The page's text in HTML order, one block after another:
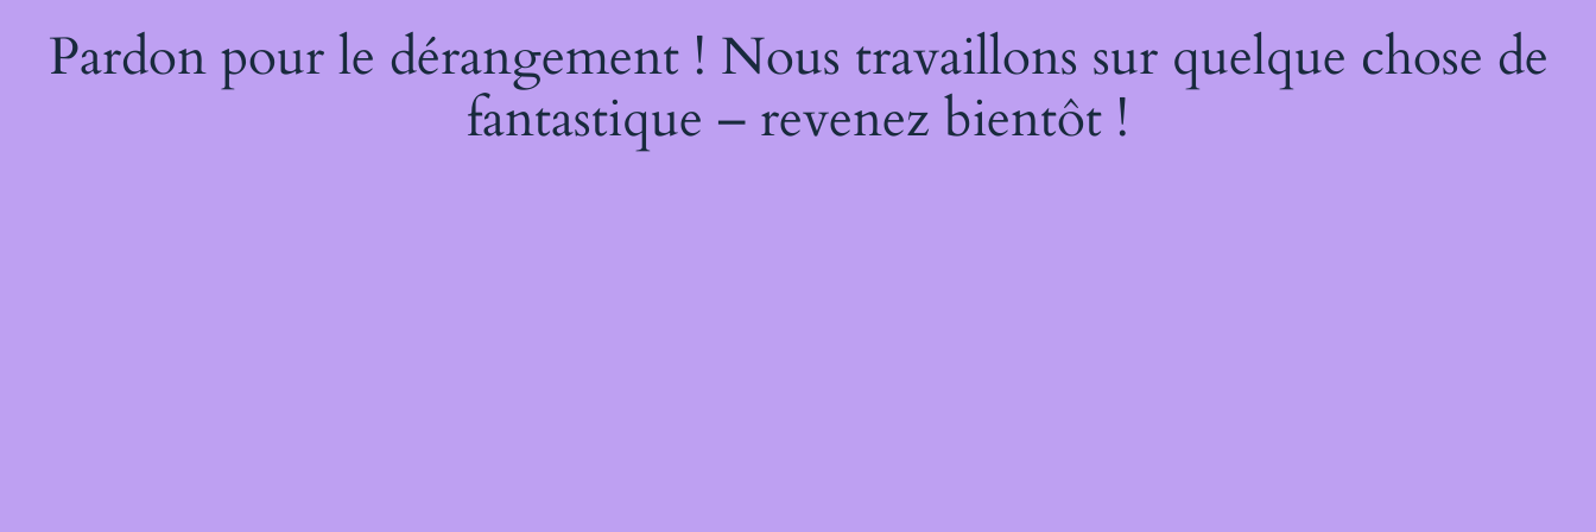
Pardon pour le dérangement ! Nous travaillons sur quelque chose de
fantastique – revenez bientôt !